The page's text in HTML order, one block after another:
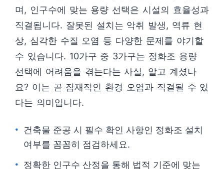
며, 인구수에 맞는 용량 선택은 시설의 효율성과
직결됩니다. 잘못된 설치는 악취 발생, 역류 현
상, 심각한 수질 오염 등 다양한 문제를 야기할
수 있습니다. 10가구 중 3가구는 정화조 용량
선택에 어려움을 겪는다는 사실, 알고 계셨나
요? 이는 곧 잠재적인 환경 오염과 직결될 수 있
다는 의미입니다.
건축물 준공 시 필수 확인 사항인 정화조 설치
여부를 꼼꼼히 점검하세요.
정확한 인구수 산정을 통해 법적 기준에 맞는